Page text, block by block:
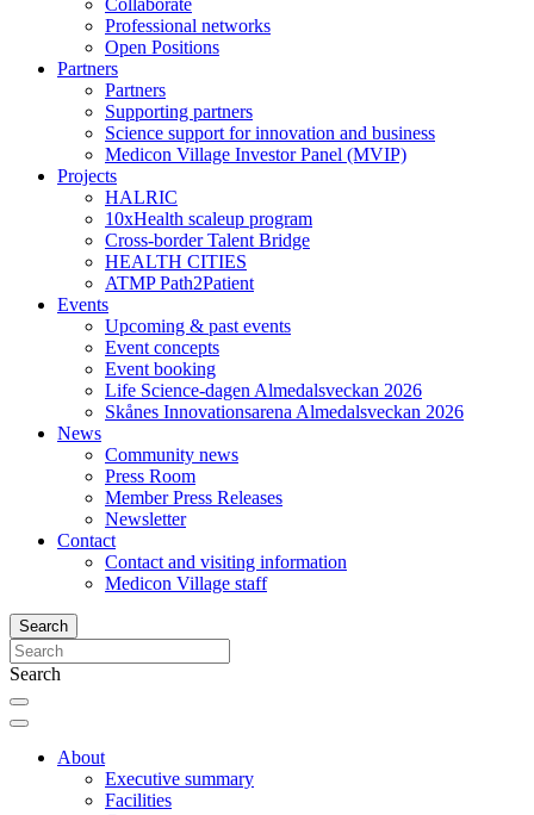
Collaborate
Professional networks
Open Positions
Partners
Partners
Supporting partners
Science support for innovation and business
Medicon Village Investor Panel (MVIP)
Projects
HALRIC
10xHealth scaleup program
Cross-border Talent Bridge
HEALTH CITIES
ATMP Path2Patient
Events
Upcoming & past events
Event concepts
Event booking
Life Science-dagen Almedalsveckan 2026
Skånes Innovationsarena Almedalsveckan 2026
News
Community news
Press Room
Member Press Releases
Newsletter
Contact
Contact and visiting information
Medicon Village staff
Search
Search
About
Executive summary
Facilities